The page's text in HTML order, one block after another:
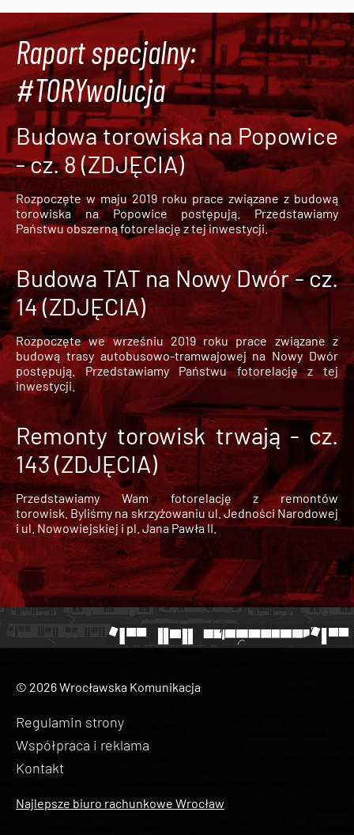
Raport specjalny:
#TORYwolucja
Budowa torowiska na Popowice
- cz. 8 (ZDJĘCIA)
Rozpoczęte w maju 2019 roku prace związane z budową
torowiska na Popowice
postępują. Przedstawiamy
Państwu obszerną fotorelację z tej inwestycji.
Budowa TAT na Nowy Dwór - cz.
14 (ZDJĘCIA)
Rozpoczęte we wrześniu 2019 roku prace związane z
budową trasy autobusowo-tramwajowej na Nowy Dwór
postępują. Przedstawiamy Państwu fotorelację z tej
inwestycji.
Remonty torowisk trwają - cz.
143 (ZDJĘCIA)
Przedstawiamy Wam fotorelację z remontów
torowisk. Byliśmy na skrzyżowaniu ul. Jedności Narodowej
i ul. Nowowiejskiej i pl. Jana Pawła II.
© 2026 Wrocławska Komunikacja
Regulamin strony
Współpraca i reklama
Kontakt
Najlepsze biuro rachunkowe Wrocław